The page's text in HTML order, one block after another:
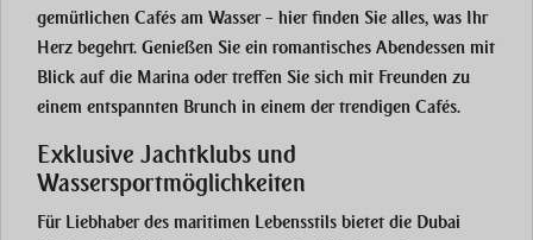
gemütlichen Cafés am Wasser – hier finden Sie alles, was Ihr
Herz begehrt. Genießen Sie ein romantisches Abendessen mit
Blick auf die Marina oder treffen Sie sich mit Freunden zu
einem entspannten Brunch in einem der trendigen Cafés.
Exklusive Jachtklubs und
Wassersportmöglichkeiten
Für Liebhaber des maritimen Lebensstils bietet die Dubai